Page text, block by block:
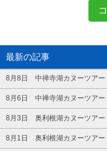
最新の記事
8月8日 中禅寺湖カヌーツアー
8月6日 中禅寺湖カヌーツアー
8月3日 奥利根湖カヌーツアー
8月1日 奥利根湖カヌーツアー